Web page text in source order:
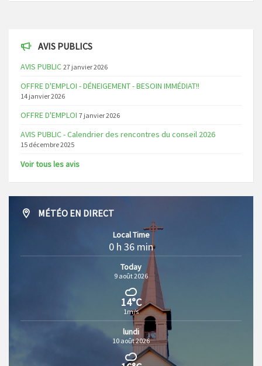
AVIS PUBLICS
AVIS PUBLIC 27 janvier 2026
OFFRE D'EMPLOI - DÉNEIGEMENT - BESOIN IMMÉDIAT!!
14 janvier 2026
OFFRE D'EMPLOI 7 janvier 2026
AVIS PUBLIC - Calendrier des rencontres du conseil 2026
15 décembre 2025
Voir tous les avis
MÉTÉO EN DIRECT
Local Time
0 h 36 min
Today
9 août 2026
14°C
1m/s
lundi
10 août 2026